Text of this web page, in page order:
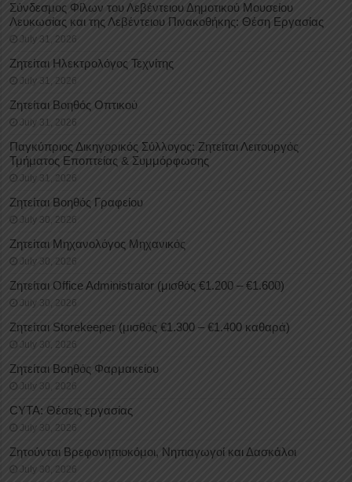
Σύνδεσμος Φίλων του Λεβέντειου Δημοτικού Μουσείου
Λευκωσίας και της Λεβέντειου Πινακοθήκης: Θέση Εργασίας
July 31, 2026
Ζητείται Ηλεκτρολόγος Τεχνίτης
July 31, 2026
Ζητείται Βοηθός Οπτικού
July 31, 2026
Παγκύπριος Δικηγορικός Σύλλογος: Ζητείται Λειτουργός
Τμήματος Εποπτείας & Συμμόρφωσης
July 31, 2026
Ζητείται Βοηθός Γραφείου
July 30, 2026
Ζητείται Μηχανολόγος Μηχανικός
July 30, 2026
Ζητείται Office Administrator (μισθός €1.200 – €1.600)
July 30, 2026
Ζητείται Storekeeper (μισθός €1.300 – €1.400 καθαρά)
July 30, 2026
Ζητείται Βοηθός Φαρμακείου
July 30, 2026
CYTA: Θέσεις εργασίας
July 30, 2026
Ζητούνται Βρεφονηπιοκόμοι, Νηπιαγωγοί και Δασκάλοι
July 30, 2026